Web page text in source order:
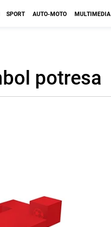
SPORT AUTO-MOTO MULTIMEDIA
potresa